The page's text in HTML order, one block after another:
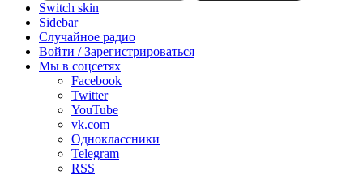
Switch skin
Sidebar
Случайное радио
Войти / Зарегистрироваться
Мы в соцсетях
Facebook
Twitter
YouTube
vk.com
Одноклассники
Telegram
RSS